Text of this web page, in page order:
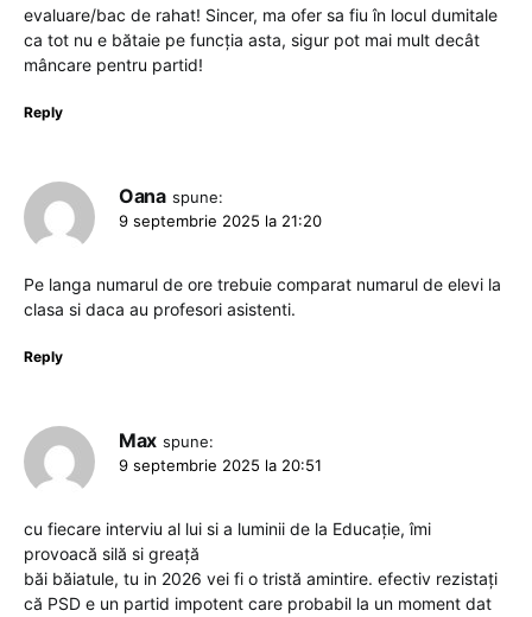
evaluare/bac de rahat! Sincer, ma ofer sa fiu în locul dumitale
ca tot nu e bătaie pe funcția asta, sigur pot mai mult decât
mâncare pentru partid!
Reply
Oana spune:
9 septembrie 2025 la 21:20
Pe langa numarul de ore trebuie comparat numarul de elevi la
clasa si daca au profesori asistenti.
Reply
Max spune:
9 septembrie 2025 la 20:51
cu fiecare interviu al lui si a luminii de la Educație, îmi
provoacă silă si greață
băi băiatule, tu in 2026 vei fi o tristă amintire. efectiv rezistați
că PSD e un partid impotent care probabil la un moment dat